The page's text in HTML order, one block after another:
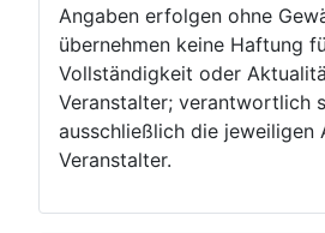
Angaben erfolgen ohne
übernehmen keine Haftung
Vollständigkeit oder
Veranstalter; verantwortlich
ausschließlich die jeweiligen
Veranstalter.